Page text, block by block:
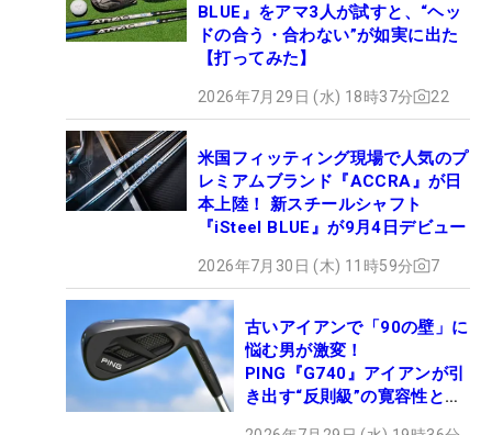
BLUE』をアマ3人が試すと、“ヘッ
ドの合う・合わない”が如実に出た
【打ってみた】
2026年7月29日 (水) 18時37分 22
米国フィッティング現場で人気のプ
レミアムブランド『ACCRA』が日
本上陸！ 新スチールシャフト
『iSteel BLUE』が9月4日デビュー
2026年7月30日 (木) 11時59分 7
古いアイアンで「90の壁」に
悩む男が激変！
PING『G740』アイアンが引
き出す“反則級”の寛容性と飛